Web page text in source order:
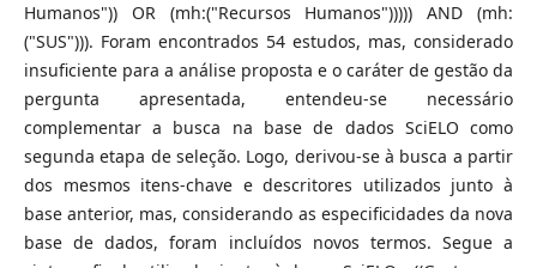
Humanos")) OR (mh:("Recursos Humanos"))))) AND (mh:
("SUS"))). Foram encontrados 54 estudos, mas, considerado
insuficiente para a análise proposta e o caráter de gestão da
pergunta apresentada, entendeu-se necessário
complementar a busca na base de dados SciELO como
segunda etapa de seleção. Logo, derivou-se à busca a partir
dos mesmos itens-chave e descritores utilizados junto à
base anterior, mas, considerando as especificidades da nova
base de dados, foram incluídos novos termos. Segue a